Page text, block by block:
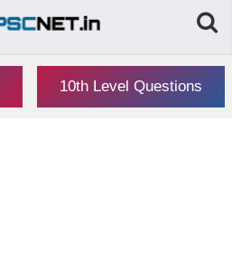
10th Level Questions